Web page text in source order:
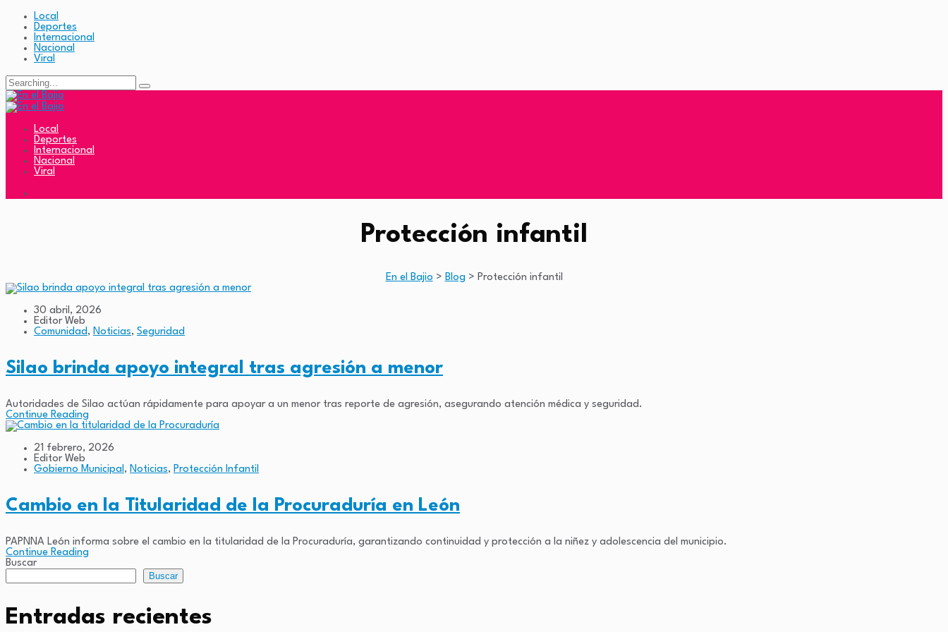
Local
Deportes
Internacional
Nacional
Viral
Search
for:
Local
Deportes
Internacional
Nacional
Viral
Protección infantil
En el Bajio > Blog> Protección infantil
30 abril, 2026
Editor Web
Comunidad , Noticias, Seguridad
Silao brinda apoyo integral tras agresión a menor
Autoridades de Silao actúan rápidamente para apoyar a un menor tras reporte de agresión, asegurando atención médica y seguridad.
Continue Reading
21 febrero, 2026
Editor Web
Gobierno Municipal , Noticias, Protección Infantil
Cambio en la Titularidad de la Procuraduría en León
PAPNNA León informa sobre el cambio en la titularidad de la Procuraduría, garantizando continuidad y protección a la niñez y adolescencia del municipio.
Continue Reading
Buscar
Buscar
Entradas recientes